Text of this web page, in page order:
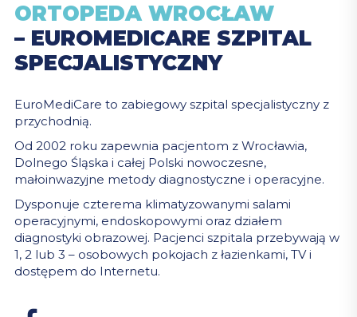
ORTOPEDA WROCŁAW
– EUROMEDICARE SZPITAL
SPECJALISTYCZNY
EuroMediCare to zabiegowy szpital specjalistyczny z
przychodnią.
Od 2002 roku zapewnia pacjentom z Wrocławia,
Dolnego Śląska i całej Polski nowoczesne,
małoinwazyjne metody diagnostyczne i operacyjne.
Dysponuje czterema klimatyzowanymi salami
operacyjnymi, endoskopowymi oraz działem
diagnostyki obrazowej. Pacjenci szpitala przebywają w
1, 2 lub 3 – osobowych pokojach z łazienkami, TV i
dostępem do Internetu.